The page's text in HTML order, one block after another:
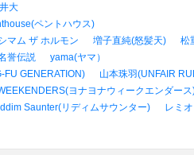
大
ペントハウス)
マム ザ ホルモン 増子直純(怒髪天)
松
誉伝説
yama(ヤマ）
FU GENERATION)
山本珠羽(UNFAIR
ヨナヨナウィークエンダース
Saunter(リディムサウンター)
レミ